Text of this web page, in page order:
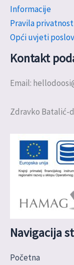
Informacije
Pravila
Opći uvjeti
Kontakt
Email:
Zdravko Batalić-
Navigacija
Početna